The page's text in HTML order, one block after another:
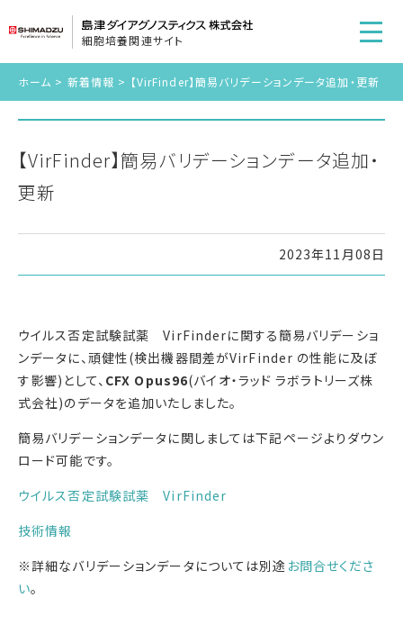
細胞培養関連サイト
ホーム > 新着情報 > 【VirFinder】簡易バリデーションデータ追加・更新
【VirFinder】簡易バリデーションデータ追加・
更新
2023年11月08日
ウイルス否定試験試薬 VirFinderに関する簡易バリデーショ
ンデータに、頑健性(検出機器間差がVirFinder の性能に及ぼ
す影響)として、 CFX Opus96(バイオ・ラッド ラボラトリーズ株
式会社)のデータを追加いたしました。
簡易バリデーションデータに関しましては下記ページよりダウン
ロード可能です。
ウイルス否定試験試薬 VirFinder
技術情報
※詳細なバリデーションデータについては別途 お問合せくださ
い。